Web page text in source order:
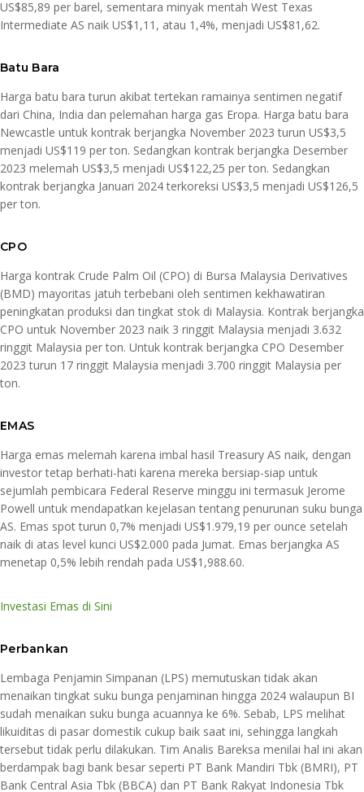
US$85,89 per barel, sementara minyak mentah West Texas
Intermediate AS naik US$1,11, atau 1,4%, menjadi US$81,62.
Batu Bara
Harga batu bara turun akibat tertekan ramainya sentimen negatif
dari China, India dan pelemahan harga gas Eropa. Harga batu bara
Newcastle untuk kontrak berjangka November 2023 turun US$3,5
menjadi US$119 per ton. Sedangkan kontrak berjangka Desember
2023 melemah US$3,5 menjadi US$122,25 per ton. Sedangkan
kontrak berjangka Januari 2024 terkoreksi US$3,5 menjadi US$126,5
per ton.
CPO
Harga kontrak Crude Palm Oil (CPO) di Bursa Malaysia Derivatives
(BMD) mayoritas jatuh terbebani oleh sentimen kekhawatiran
peningkatan produksi dan tingkat stok di Malaysia. Kontrak berjangka
CPO untuk November 2023 naik 3 ringgit Malaysia menjadi 3.632
ringgit Malaysia per ton. Untuk kontrak berjangka CPO Desember
2023 turun 17 ringgit Malaysia menjadi 3.700 ringgit Malaysia per
ton.
EMAS
Harga emas melemah karena imbal hasil Treasury AS naik, dengan
investor tetap berhati-hati karena mereka bersiap-siap untuk
sejumlah pembicara Federal Reserve minggu ini termasuk Jerome
Powell untuk mendapatkan kejelasan tentang penurunan suku bunga
AS. Emas spot turun 0,7% menjadi US$1.979,19 per ounce setelah
naik di atas level kunci US$2.000 pada Jumat. Emas berjangka AS
menetap 0,5% lebih rendah pada US$1,988.60.
Investasi Emas di Sini
Perbankan
Lembaga Penjamin Simpanan (LPS) memutuskan tidak akan
menaikan tingkat suku bunga penjaminan hingga 2024 walaupun BI
sudah menaikan suku bunga acuannya ke 6%. Sebab, LPS melihat
likuiditas di pasar domestik cukup baik saat ini, sehingga langkah
tersebut tidak perlu dilakukan. Tim Analis Bareksa menilai hal ini akan
berdampak bagi bank besar seperti PT Bank Mandiri Tbk (BMRI), PT
Bank Central Asia Tbk (BBCA) dan PT Bank Rakyat Indonesia Tbk